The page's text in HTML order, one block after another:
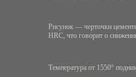
Рисунок — черточки
НRC, что говорит о
Температура от 1550°